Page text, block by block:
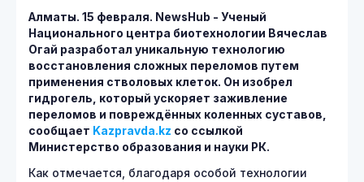
Алматы. 15 февраля. NewsHub - Ученый
Национального центра биотехнологии Вячеслав
Огай разработал уникальную технологию
восстановления сложных переломов путем
применения стволовых клеток. Он изобрел
гидрогель, который ускоряет заживление
переломов и повреждённых коленных суставов,
сообщает Kazpravda.kz со ссылкой
Министерство образования и науки РК.
Как отмечается, благодаря особой технологии